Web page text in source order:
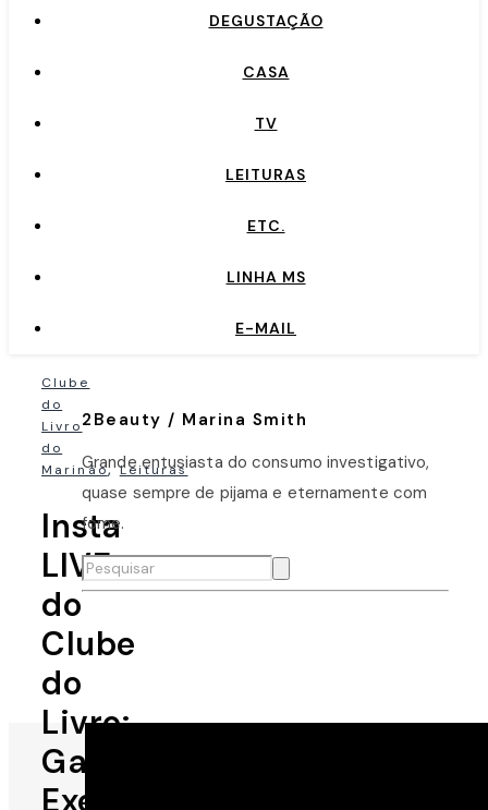
DEGUSTAÇÃO
CASA
TV
LEITURAS
ETC.
LINHA MS
E-MAIL
Clube
do
Livro
do
Marinão,Leituras
Insta
LIVE
do
Clube
do
Livro:
Garota
Exemplar
2Beauty / Marina Smith
Grande entusiasta do consumo investigativo,
quase sempre de pijama e eternamente com
fome.